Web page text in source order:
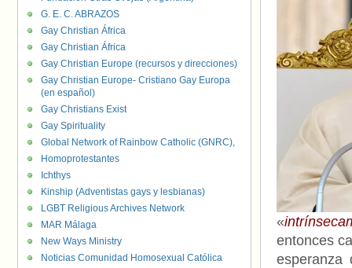
«
entonces
G. E. C. ABRAZOS
Gay Christian África
Gay Christian África
Gay Christian Europe (recursos y direcciones)
Gay Christian Europe- Cristiano Gay Europa
(en español)
Gay Christians Exist
Gay Spirituality
Global Network of Rainbow Catholic (GNRC),
Homoprotestantes
Ichthys
Kinship (Adventistas gays y lesbianas)
LGBT Religious Archives Network
MAR Málaga
New Ways Ministry
Noticias Comunidad Homosexual Católica